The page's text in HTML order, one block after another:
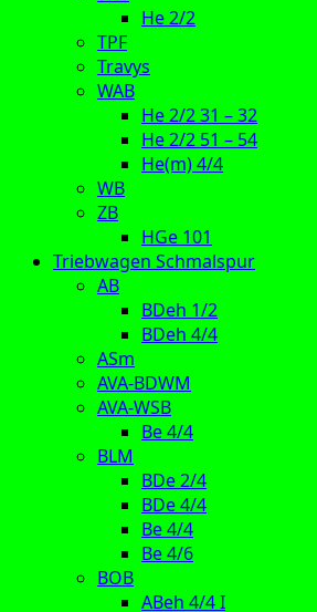
He 2/2
TPF
Travys
WAB
He 2/2 31 – 32
He 2/2 51 – 54
He(m) 4/4
WB
ZB
HGe 101
Triebwagen Schmalspur
AB
BDeh 1/2
BDeh 4/4
ASm
AVA-BDWM
AVA-WSB
Be 4/4
BLM
BDe 2/4
BDe 4/4
Be 4/4
Be 4/6
BOB
ABeh 4/4 I